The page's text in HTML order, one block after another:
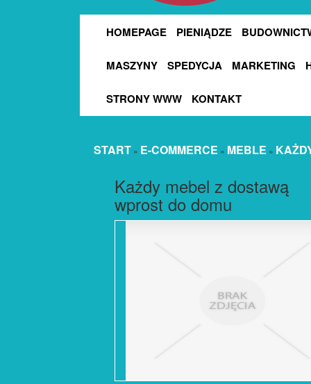
HOMEPAGE PIENIĄDZE
MASZYNY SPEDYCJA MARKETING
STRONY WWW KONTAKT
START » E-COMMERCE » MEBLE »
Każdy mebel z dostawą
wprost do domu